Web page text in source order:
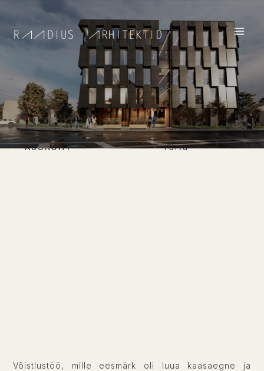
KASTANI TN 92
BÜROOHOONE KONKURSS
KATEGOORIA Arhitektuur
ASUKOHT Tartu
Võistlustöö, mille eesmärk oli luua kaasaegne ja